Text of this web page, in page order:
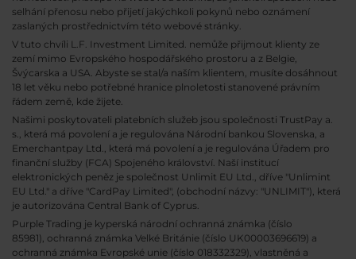
selhání přenosu nebo přijetí jakýchkoli pokynů nebo oznámení
zaslaných prostřednictvím této webové stránky.
V tuto chvíli L.F. Investment Limited. nemůže přijmout klienty ze
zemí mimo Evropského hospodářského prostoru a z Belgie,
Švýcarska a USA. Abyste se stal/a naším klientem, musíte dosáhnout
18 let věku nebo potřebné hranice plnoletosti stanovené právním
řádem země, kde žijete.
Našimi poskytovateli platebních služeb jsou společnosti TrustPay a.
s., která má povolení a je regulována Národní bankou Slovenska, a
Emerchantpay Ltd., která má povolení a je regulována Úřadem pro
finanční služby (FCA) Spojeného království. Naší institucí
elektronických peněz je společnost Unlimit EU Ltd., dříve "Unlimint
EU Ltd." a dříve "CardPay Limited", (obchodní názvy: "UNLIMIT"), která
je autorizována Central Bank of Cyprus.
Purple Trading je kyperská národní ochranná známka (číslo
85981), ochranná známka Velké Británie (číslo UK00003696619) a
ochranná známka Evropské unie (číslo 018332329), vlastněná a